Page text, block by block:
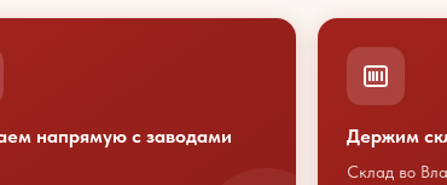
напрямую с заводами
Держим
Склад во